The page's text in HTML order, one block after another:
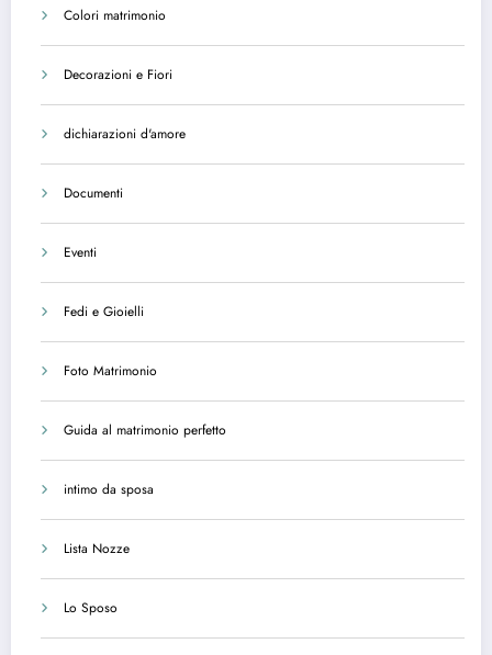
Colori matrimonio
Decorazioni e Fiori
dichiarazioni d'amore
Documenti
Eventi
Fedi e Gioielli
Foto Matrimonio
Guida al matrimonio perfetto
intimo da sposa
Lista Nozze
Lo Sposo